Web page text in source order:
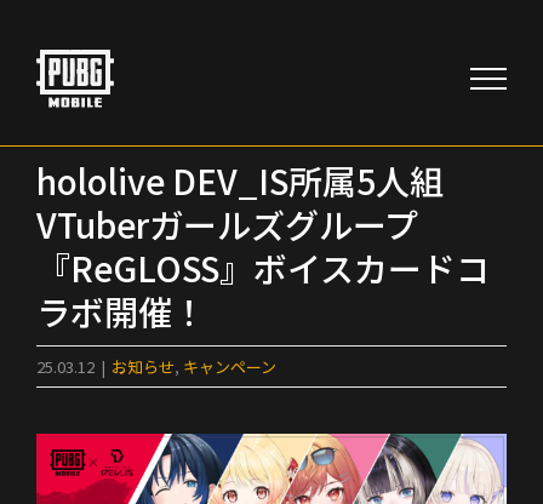
content
hololive DEV_IS所属5人組
VTuberガールズグループ
『ReGLOSS』ボイスカードコ
ラボ開催！
25.03.12 | お知らせ, キャンペーン